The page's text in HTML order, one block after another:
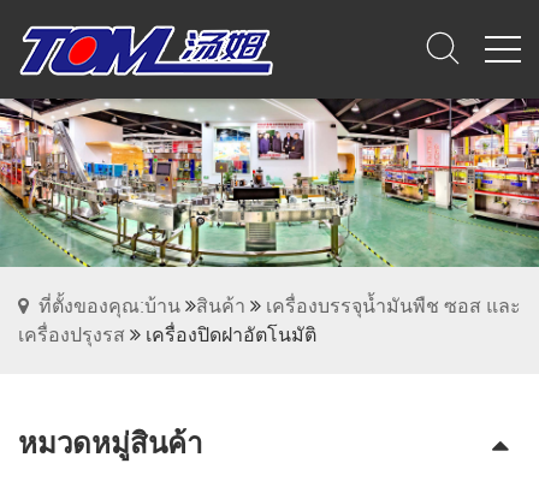
ที่ตั้งของคุณ:บ้าน สินค้า
เครื่องบรรจุน้ำมันพืช ซอส และ
เครื่องปรุงรส
เครื่องปิดฝาอัตโนมัติ
หมวดหมู่สินค้า